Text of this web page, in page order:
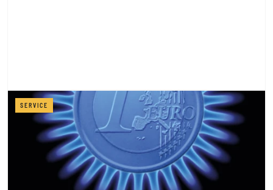
SERVICE